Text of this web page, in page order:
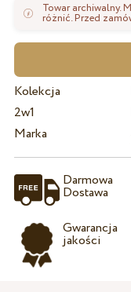
Towar archiwalny.
różnić. Przed
Kolekcja
2w1
Marka
Darmowa
Dostawa
Gwarancja
jakości